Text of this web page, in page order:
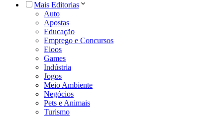
Mais Editorias
Auto
Apostas
Educação
Emprego e Concursos
Eloos
Games
Indústria
Jogos
Meio Ambiente
Negócios
Pets e Animais
Turismo